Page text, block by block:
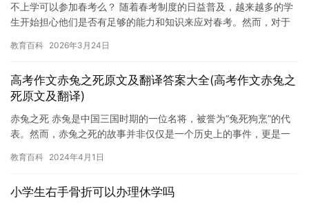
不上学可以参加春考么？ 随着春考制度的日益普及，越来越多的学
生开始担心他们是否有足够的能力和知识来应对春考。然而，对于
错过…
教育百科 2026年3月24日
高考作文赤兔之死原文及翻译答案大全(高考作文赤兔之
死原文及翻译)
赤兔之死 赤兔是中国三国时期的一位名将，被誉为“兔死狗烹”的代
表。然而，赤兔之死的故事并非仅仅是一个历史上的事件，更是一
所…
教育百科 2024年4月1日
小学生右手骨折可以办理休学吗